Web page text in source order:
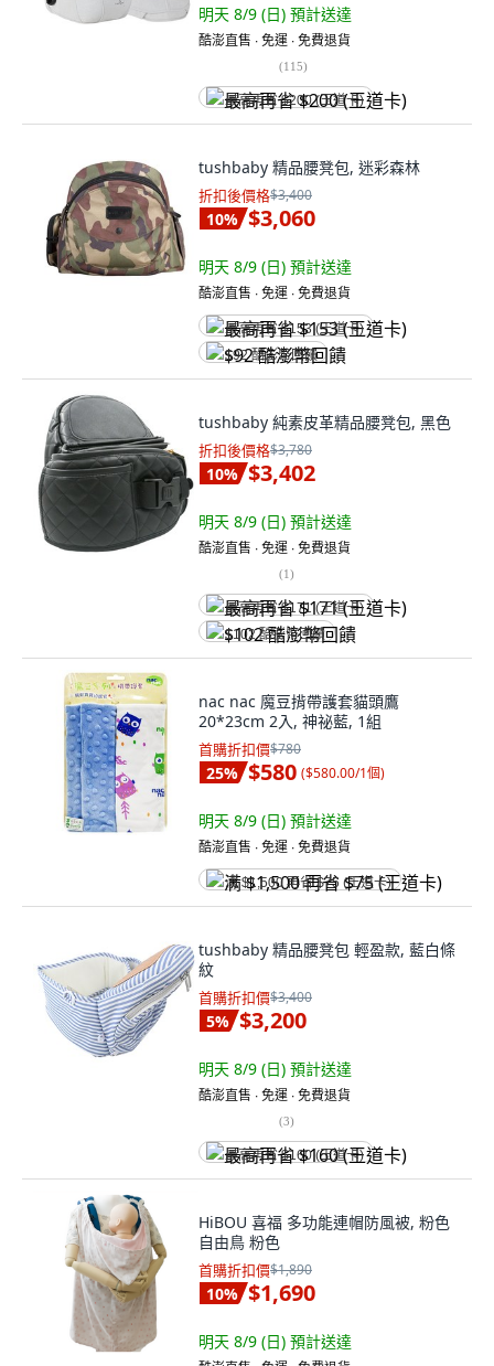
明天 8/9 (日) 預計送達
酷澎直售 ∙ 免運 ∙ 免費退貨
(115)
最高再省 $200 (王道卡)
tushbaby 精品腰凳包, 迷彩森林
折扣後價格$3,400
10% $3,060
明天 8/9 (日) 預計送達
酷澎直售 ∙ 免運 ∙ 免費退貨
最高再省 $153 (王道卡)
$92 酷澎幣回饋
tushbaby 純素皮革精品腰凳包, 黑色
折扣後價格$3,780
10% $3,402
明天 8/9 (日) 預計送達
酷澎直售 ∙ 免運 ∙ 免費退貨
(1)
最高再省 $171 (王道卡)
$102 酷澎幣回饋
nac nac 魔豆揹帶護套貓頭鷹
20*23cm 2入, 神祕藍, 1組
首購折扣價$780
25% $580 ($580.00/1個)
明天 8/9 (日) 預計送達
酷澎直售 ∙ 免運 ∙ 免費退貨
满 $1,500 再省 $75 (王道卡)
tushbaby 精品腰凳包 輕盈款, 藍白條
紋
首購折扣價$3,400
5% $3,200
明天 8/9 (日) 預計送達
酷澎直售 ∙ 免運 ∙ 免費退貨
(3)
最高再省 $160 (王道卡)
HiBOU 喜福 多功能連帽防風被, 粉色
自由鳥 粉色
首購折扣價$1,890
10% $1,690
明天 8/9 (日) 預計送達